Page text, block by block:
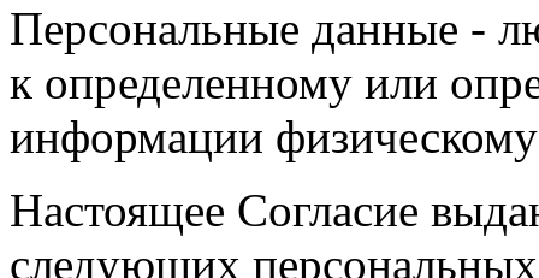
Персональные данные -
к определенному или
информации
Настоящее Согласие
следующих